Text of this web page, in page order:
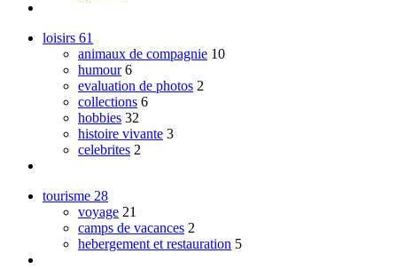
loisirs 61
animaux de compagnie 10
humour 6
evaluation de photos 2
collections 6
hobbies 32
histoire vivante 3
celebrites 2
tourisme 28
voyage 21
camps de vacances 2
hebergement et restauration 5